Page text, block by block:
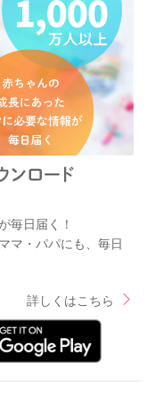
毎日届く！
マ・パパにも、毎日
詳しくはこちら